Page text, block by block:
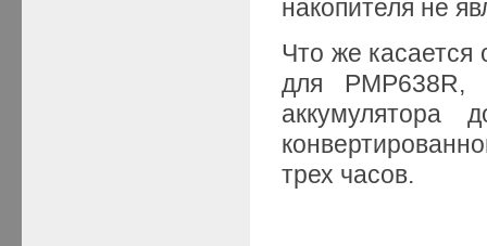
накопителя не
Что же
для PMP638R,
аккумулятора
трех часов.